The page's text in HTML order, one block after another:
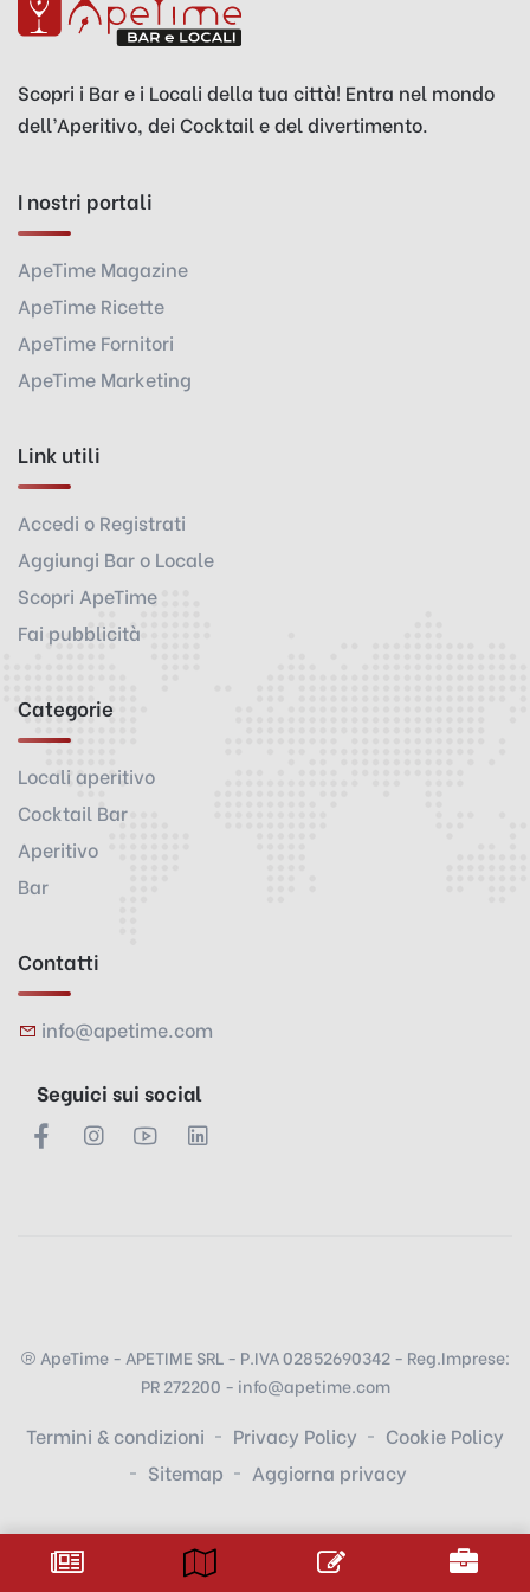
Scopri i Bar e i Locali della tua città! Entra nel mondo
dell’Aperitivo, dei Cocktail e del divertimento.
I nostri portali
ApeTime Magazine
ApeTime Ricette
ApeTime Fornitori
ApeTime Marketing
Link utili
Accedi o Registrati
Aggiungi Bar o Locale
Scopri ApeTime
Fai pubblicità
Categorie
Locali aperitivo
Cocktail Bar
Aperitivo
Bar
Contatti
info@apetime.com
Seguici sui social
ApeTime - APETIME SRL - P.IVA 02852690342 - Reg.Imprese:
PR 272200 - info@apetime.com
Termini & condizioni Privacy Policy
Cookie Policy
Sitemap
Aggiorna privacy